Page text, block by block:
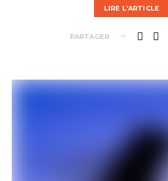
LIRE L'ARTICLE
PARTAGER